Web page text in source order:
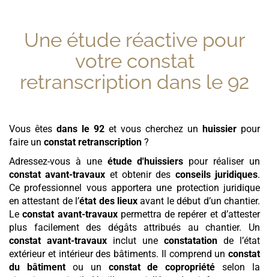
Une étude réactive pour
votre constat
retranscription dans le 92
Vous êtes dans le 92 et vous cherchez un huissier pour
faire un constat retranscription ?
Adressez-vous à une étude d'huissiers pour réaliser un
constat avant-travaux et obtenir des conseils juridiques.
Ce professionnel vous apportera une protection juridique
en attestant de l’état des lieux avant le début d’un chantier.
Leconstat avant-travauxpermettra de repérer et d’attester
plus facilement des dégâts attribués au chantier. Un
constat avant-travaux inclut une constatation de l’état
extérieur et intérieur des bâtiments. Il comprend un constat
du bâtimentou un constat de copropriété selon la